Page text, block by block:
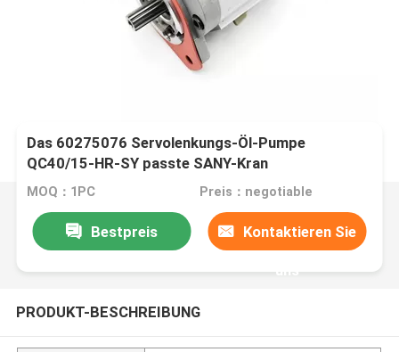
Das 60275076 Servolenkungs-Öl-Pumpe
QC40/15-HR-SY passte SANY-Kran
MOQ：1PC Preis：negotiable
Bestpreis Kontaktieren Sie
uns
PRODUKT-BESCHREIBUNG